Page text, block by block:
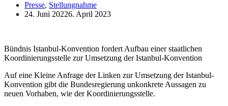
Presse, Stellungnahme
24. Juni 20226. April 2023
Bündnis Istanbul-Konvention fordert Aufbau einer staatlichen
Koordinierungsstelle zur Umsetzung der Istanbul-Konvention
Auf eine Kleine Anfrage der Linken zur Umsetzung der Istanbul-
Konvention gibt die Bundesregierung unkonkrete Aussagen zu
neuen Vorhaben, wie der Koordinierungsstelle.